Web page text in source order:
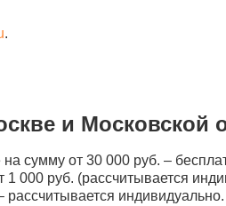
.
и Московской
сумму от 30 000 руб. –
000 руб. (рассчитывается
индивидуально.